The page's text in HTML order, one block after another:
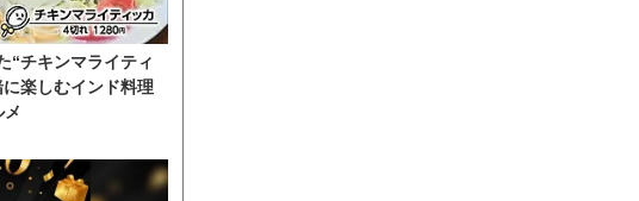
“チキンマライティ
楽しむインド料理
メ